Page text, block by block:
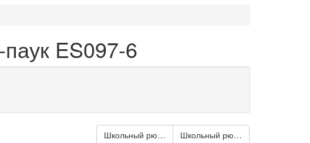
ES097-6
Школьный рюкзак с пеналом Человек-паук ES097-5
Школьный рюкзак черный